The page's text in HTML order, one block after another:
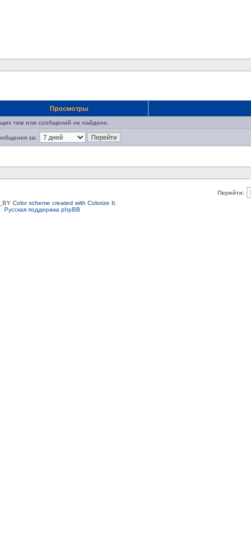
Просмотры
тем или сообщений не найдено.
за:
Перейти:
Color scheme created with Colorize It.
Русская поддержка phpBB